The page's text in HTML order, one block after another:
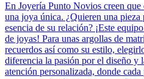
En Joyería Punto Novios creen que
una joya única. ¿Quieren una pieza
esencia de su relación? ¡Este
de joyas! Para unas argollas de
recuerdos así como su estilo,
diferencia la pasión por el diseño y
atención personalizada, donde